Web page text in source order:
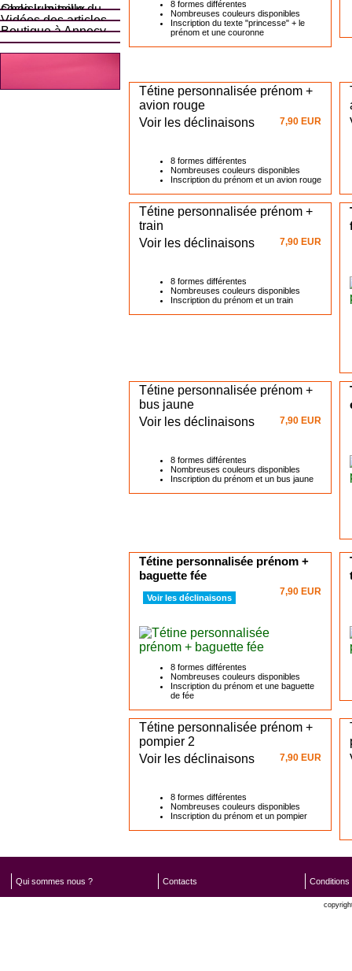
Choisir la taille du socle lumineux
Vidéos des articles
Boutique à Annecy
8 formes différentes
Nombreuses couleurs disponibles
Inscription du texte "princesse" + le
prénom et une couronne
Tétine personnalisée prénom +
avion rouge
Voir les déclinaisons
7,90 EUR
8 formes différentes
Nombreuses couleurs disponibles
Inscription du prénom et un avion rouge
Tétine personnalisée prénom +
train
Voir les déclinaisons
7,90 EUR
8 formes différentes
Nombreuses couleurs disponibles
Inscription du prénom et un train
Tétine personnalisée prénom +
bus jaune
Voir les déclinaisons
7,90 EUR
8 formes différentes
Nombreuses couleurs disponibles
Inscription du prénom et un bus jaune
Tétine personnalisée prénom +
baguette fée
Voir les déclinaisons
7,90 EUR
8 formes différentes
Nombreuses couleurs disponibles
Inscription du prénom et une baguette
de fée
Tétine personnalisée prénom +
pompier 2
Voir les déclinaisons
7,90 EUR
8 formes différentes
Nombreuses couleurs disponibles
Inscription du prénom et un pompier
Qui sommes nous ? Contacts Conditions